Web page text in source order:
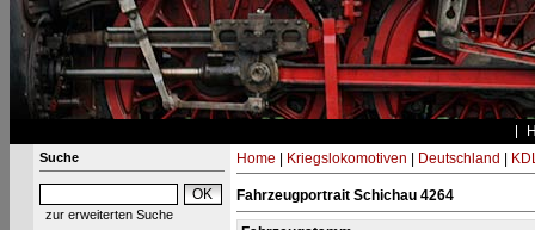
Suche
zur erweiterten Suche
Home Kriegslokomotiven Deutschland
Fahrzeugportrait Schichau 4264